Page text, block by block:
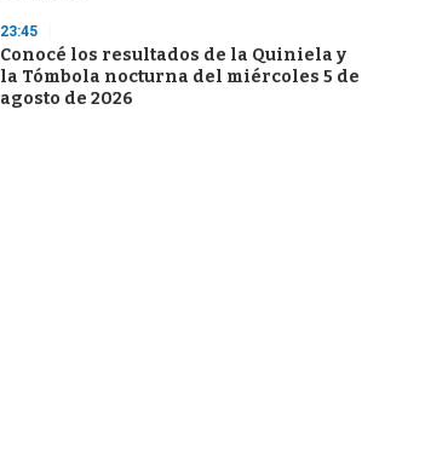
23:45
Conocé los resultados de la Quiniela y
la Tómbola nocturna del miércoles 5 de
agosto de 2026